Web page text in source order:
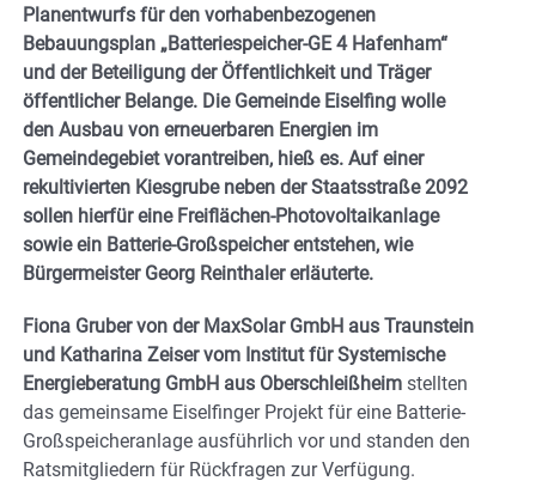
Planentwurfs für den vorhabenbezogenen
Bebauungsplan „Batteriespeicher-GE 4 Hafenham“
und der Beteiligung der Öffentlichkeit und Träger
öffentlicher Belange. Die Gemeinde Eiselfing wolle
den Ausbau von erneuerbaren Energien im
Gemeindegebiet vorantreiben, hieß es. Auf einer
rekultivierten Kiesgrube neben der Staatsstraße 2092
sollen hierfür eine Freiflächen-Photovoltaikanlage
sowie ein Batterie-Großspeicher entstehen, wie
Bürgermeister Georg Reinthaler erläuterte.
Fiona Gruber von der MaxSolar GmbH aus Traunstein
und Katharina Zeiser vom Institut für Systemische
Energieberatung GmbH aus Oberschleißheim stellten
das gemeinsame Eiselfinger Projekt für eine Batterie-
Großspeicheranlage ausführlich vor und standen den
Ratsmitgliedern für Rückfragen zur Verfügung.